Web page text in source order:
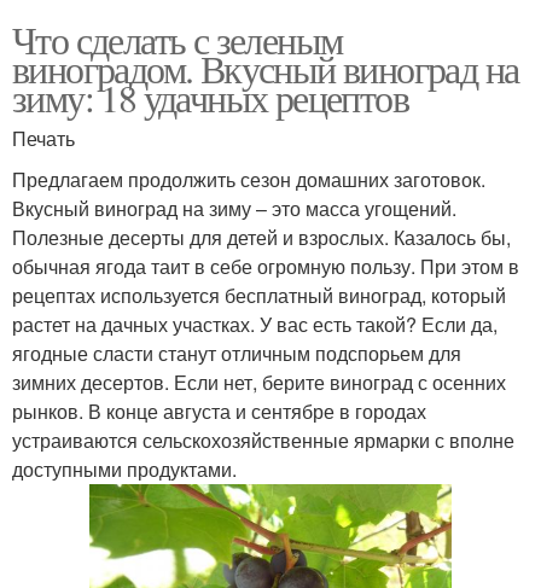
Что сделать с зеленым
виноградом. Вкусный виноград на
зиму: 18 удачных рецептов
Печать
Предлагаем продолжить сезон домашних заготовок.
Вкусный виноград на зиму – это масса угощений.
Полезные десерты для детей и взрослых. Казалось бы,
обычная ягода таит в себе огромную пользу. При этом в
рецептах используется бесплатный виноград, который
растет на дачных участках. У вас есть такой? Если да,
ягодные сласти станут отличным подспорьем для
зимних десертов. Если нет, берите виноград с осенних
рынков. В конце августа и сентябре в городах
устраиваются сельскохозяйственные ярмарки с вполне
доступными продуктами.